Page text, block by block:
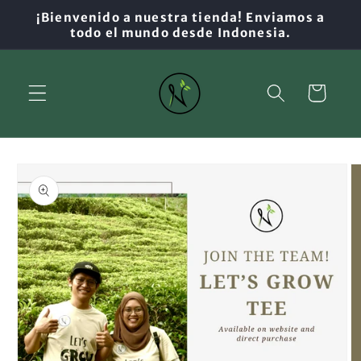
directamente
al contenido
¡Bienvenido a nuestra tienda! Enviamos a
todo el mundo desde Indonesia.
Carrito
a la
información
del producto